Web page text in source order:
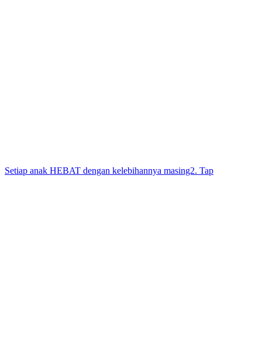
Setiap anak HEBAT dengan kelebihannya masing2. Tap